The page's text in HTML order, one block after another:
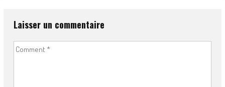
Laisser un commentaire